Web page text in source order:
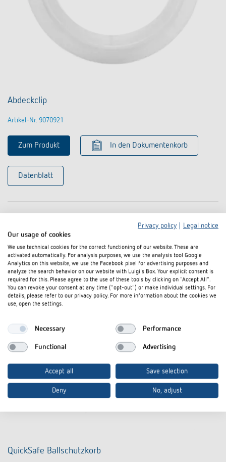
Abdeckclip
Artikel-Nr. 9070921
Zum Produkt In den Dokumentenkorb
Datenblatt
QuickSafe Ballschutzkorb
Privacy policy
Legal notice
Our usage of cookies
We use technical cookies for the correct functioning of our website. These are
activated automatically. For analysis purposes, we use the analysis tool Google
Analytics on this website, we use the Facebook pixel for advertising purposes and
analyze the search behavior on our website with Luigi's Box. Your explicit consent is
required for this. Please agree to the use of these tools by clicking on "Accept All".
You can revoke your consent at any time ("opt-out") or make individual settings. For
details, please refer to our privacy policy. For more information about the cookies we
use, open the settings.
Necessary Performance
Functional Advertising
Accept all Save selection
Deny No, adjust